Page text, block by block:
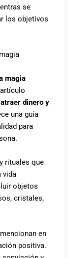
se
los objetivos
magia
dinero y
una guía
para
rituales que
vida
objetos
cristales,
en
positiva.